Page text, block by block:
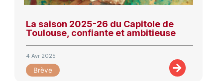
La saison 2025-26 du Capitole de
Toulouse, confiante et ambitieuse
4 Avr 2025
Brève